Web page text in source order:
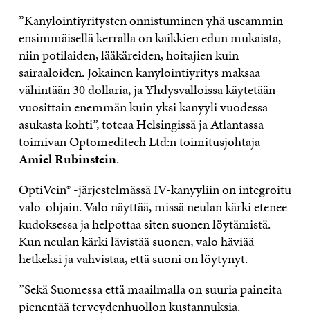
”Kanylointiyritysten onnistuminen yhä useammin
ensimmäisellä kerralla on kaikkien edun mukaista,
niin potilaiden, lääkäreiden, hoitajien kuin
sairaaloiden. Jokainen kanylointiyritys maksaa
vähintään 30 dollaria, ja Yhdysvalloissa käytetään
vuosittain enemmän kuin yksi kanyyli vuodessa
asukasta kohti”, toteaa Helsingissä ja Atlantassa
toimivan Optomeditech Ltd:n toimitusjohtaja
Amiel Rubinstein.
OptiVein® -järjestelmässä IV-kanyyliin on integroitu
valo-ohjain. Valo näyttää, missä neulan kärki etenee
kudoksessa ja helpottaa siten suonen löytämistä.
Kun neulan kärki lävistää suonen, valo häviää
hetkeksi ja vahvistaa, että suoni on löytynyt.
”Sekä Suomessa että maailmalla on suuria paineita
pienentää terveydenhuollon kustannuksia.